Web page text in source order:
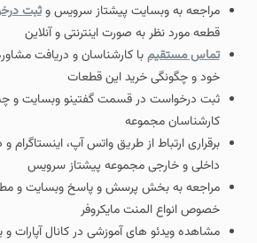
مراجعه به وبسایت پیشتاز سرویس وثبت
قطعه مورد نظر به صورت اینترنتی و آنلاین
تماس مستقیمبا کارشناسان و دریافت
خود و چگونگی خرید این قطعات
ثبت درخواست در قسمت گفتینو وبسایت و
کارشناسان مجموعه
برقراری ارتباط از طریق واتس آپ،
داخلی و خارجی مجموعه پیشتاز سرویس
مراجعه به بخش پرسش و پاسخ وبسایت و
خصوص انواع المنت مایکروفر
مشاهده ویدئو های آموزشی در کانال آپارات